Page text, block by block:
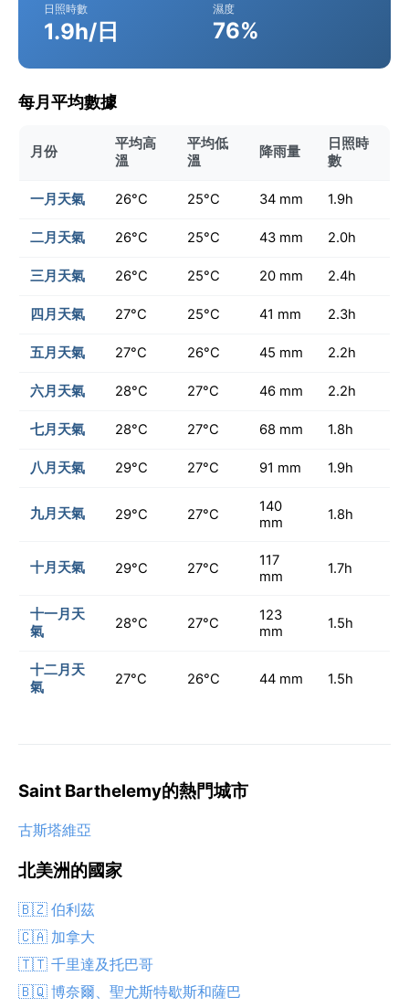
日照時數
1.9h/日
濕度
76%
每月平均數據
月份
平均高
溫
平均低
溫
降雨量
日照時
數
一月天氣 26°C 25°C 34 mm 1.9h
二月天氣 26°C 25°C 43 mm 2.0h
三月天氣 26°C 25°C 20 mm 2.4h
四月天氣 27°C 25°C 41 mm 2.3h
五月天氣 27°C 26°C 45 mm 2.2h
六月天氣 28°C 27°C 46 mm 2.2h
七月天氣 28°C 27°C 68 mm 1.8h
八月天氣 29°C 27°C 91 mm 1.9h
九月天氣 29°C 27°C
140
mm
1.8h
十月天氣 29°C 27°C
117
mm
1.7h
十一月天
氣
28°C 27°C
123
mm
1.5h
十二月天
氣
27°C 26°C 44 mm 1.5h
Saint Barthelemy的熱門城市
古斯塔維亞
北美洲的國家
🇧🇿 伯利茲
🇨🇦 加拿大
🇹🇹 千里達及托巴哥
🇧🇶 博奈爾、聖尤斯特歇斯和薩巴